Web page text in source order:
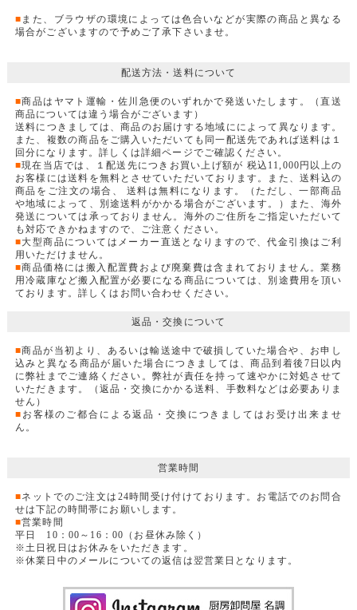
■ また、ブラウザの環境によっては色合いなどが実際の商品と異なる
場合がございますので予めご了承下さいませ。
配送方法・送料について
■商品はヤマト運輸・佐川急便のいずれかで発送いたします。（直送
商品については違う場合がございます）
送料につきましては、商品のお届けする地域にによって異なります。
また、複数の商品をご購入いただいても同一配送先であれば送料は１
回分になります。詳しくは詳細ページでご確認ください。
■現在当店では、１配送先につきお買い上げ額が 税込11,000円以上の
お客様には送料を無料とさせていただいております。また、送料込の
商品をご注文の場合、 送料は無料になります。（ただし、一部商品
や地域によって、別途送料がかかる場合がございます。）また、海外
発送については承っておりません。海外のご住所をご指定いただいて
も対応できかねますので、ご注意ください。
■大型商品についてはメーカー直送となりますので、代金引換はご利
用いただけません。
■商品価格には搬入配置費および廃棄費は含まれておりません。業務
用冷蔵庫など搬入配置が必要になる商品については、別途費用を頂い
ております。詳しくはお問い合わせください。
返品・交換について
■商品が当初より、あるいは輸送途中で破損していた場合や、お申し
込みと異なる商品が届いた場合につきましては、商品到着後7日以内
に弊社までご連絡ください。弊社が責任を持って速やかに対処させて
いただきます。（返品・交換にかかる送料、手数料などは必要ありま
せん）
■ お客様のご都合による返品・交換につきましてはお受け出来ませ
ん。
営業時間
■ネットでのご注文は24時間受け付けております。お電話でのお問合
せは下記の時間帯にお願いします。
■営業時間
平日 10：00～16：00（お昼休み除く）
※土日祝日はお休みをいただきます。
※休業日中のメールについての返信は翌営業日となります。